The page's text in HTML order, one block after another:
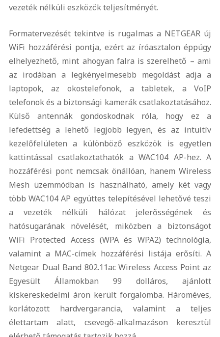
vezeték nélküli eszközök teljesítményét.
Formatervezését tekintve is rugalmas a NETGEAR új
WiFi hozzáférési pontja, ezért az íróasztalon éppúgy
elhelyezhető, mint ahogyan falra is szerelhető – ami
az irodában a legkényelmesebb megoldást adja a
laptopok, az okostelefonok, a tabletek, a VoIP
telefonok és a biztonsági kamerák csatlakoztatásához.
Külső antennák gondoskodnak róla, hogy ez a
lefedettség a lehető legjobb legyen, és az intuitív
kezelőfelületen a különböző eszközök is egyetlen
kattintással csatlakoztathatók a WAC104 AP-hez. A
hozzáférési pont nemcsak önállóan, hanem Wireless
Mesh üzemmódban is használható, amely két vagy
több WAC104 AP együttes telepítésével lehetővé teszi
a vezeték nélküli hálózat jelerősségének és
hatósugarának növelését, miközben a biztonságot
WiFi Protected Access (WPA és WPA2) technológia,
valamint a MAC-címek hozzáférési listája erősíti. A
Netgear Dual Band 802.11ac Wireless Access Point az
Egyesült Államokban 99 dolláros, ajánlott
kiskereskedelmi áron került forgalomba. Hároméves,
korlátozott hardvergarancia, valamint a teljes
élettartam alatt, csevegő-alkalmazáson keresztül